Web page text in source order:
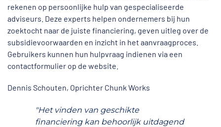
rekenen op persoonlijke hulp van gespecialiseerde
adviseurs. Deze experts helpen ondernemers bij hun
zoektocht naar de juiste financiering, geven uitleg over de
subsidievoorwaarden en inzicht in het aanvraagproces.
Gebruikers kunnen hun hulpvraag indienen via een
contactformulier op de website.
Dennis Schouten, Oprichter Chunk Works
"Het vinden van geschikte
financiering kan behoorlijk uitdagend